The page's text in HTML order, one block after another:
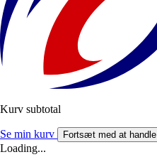
Kurv subtotal
Se min kurv Fortsæt med at handle
Loading...